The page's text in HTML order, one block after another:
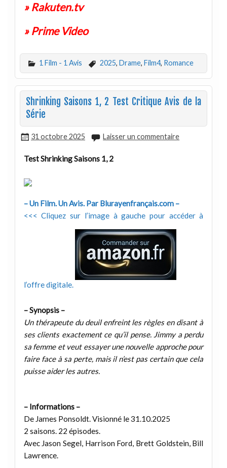
» Rakuten.tv
» Prime Video
1 Film - 1 Avis 2025, Drame, Film4, Romance
Shrinking Saisons 1, 2 Test Critique Avis de la
Série
31 octobre 2025 Laisser un commentaire
Test Shrinking Saisons 1, 2
– Un Film. Un Avis. Par Blurayenfrançais.com –
<<< Cliquez sur l’image à gauche pour accéder à
l’offre digitale.
– Synopsis –
Un thérapeute du deuil enfreint les règles en disant à
ses clients exactement ce qu’il pense. Jimmy a perdu
sa femme et veut essayer une nouvelle approche pour
faire face à sa perte, mais il n’est pas certain que cela
puisse aider les autres.
– Informations –
De James Ponsoldt. Visionné le 31.10.2025
2 saisons. 22 épisodes.
Avec Jason Segel, Harrison Ford, Brett Goldstein, Bill
Lawrence.